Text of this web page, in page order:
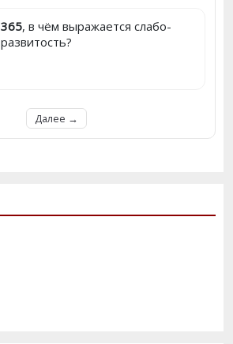
365, в чём выражается слабо-
развитость?
Далее →